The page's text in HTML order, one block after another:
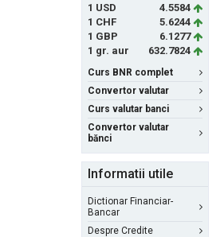
1 USD
4.5584
1 CHF
5.6244
1 GBP
6.1277
1 gr. aur
632.7824
Curs BNR complet
Convertor valutar
Curs valutar banci
Convertor valutar
bănci
Informatii utile
Dictionar Financiar-
Bancar
Despre Credite